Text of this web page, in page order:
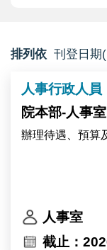
排列依
人事行政人員
院本部-人事室
辦理待遇、預算
人事室
截止：